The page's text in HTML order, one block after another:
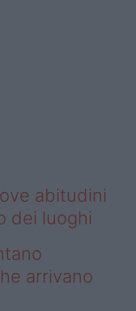
abitudini
dei luoghi
arrivano